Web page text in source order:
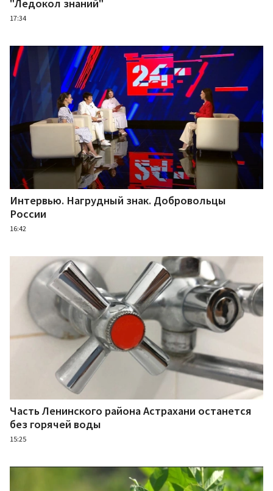
"Ледокол знаний"
17:34
Интервью. Нагрудный знак. Добровольцы
России
16:42
Часть Ленинского района Астрахани останется
без горячей воды
15:25